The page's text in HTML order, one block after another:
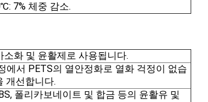
7% 체중 감소.
화 및 윤활제로 사용됩니다.
에서 PETS의 열안정화로 열화 걱정이 없습
개선합니다.
폴리카보네이트 및 합금 등의 윤활유 및